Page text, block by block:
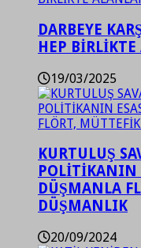
DARBEYE
HEP
19/03/2025
KURTULUŞ
POLİTİKANIN
DÜŞMANLA
DÜŞMANLIK
20/09/2024